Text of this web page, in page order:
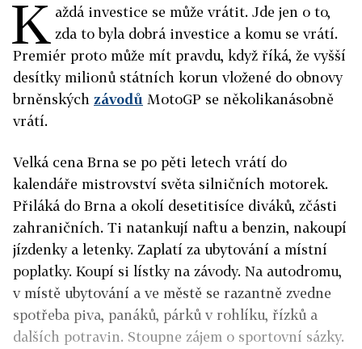
K aždá investice se může vrátit. Jde jen o to,
zda to byla dobrá investice a komu se vrátí.
Premiér proto může mít pravdu, když říká, že vyšší
desítky milionů státních korun vložené do obnovy
brněnských závodů MotoGP se několikanásobně
vrátí.
Velká cena Brna se po pěti letech vrátí do
kalendáře mistrovství světa silničních motorek.
Přiláká do Brna a okolí desetitisíce diváků, zčásti
zahraničních. Ti natankují naftu a benzin, nakoupí
jízdenky a letenky. Zaplatí za ubytování a místní
poplatky. Koupí si lístky na závody. Na autodromu,
v místě ubytování a ve městě se razantně zvedne
spotřeba piva, panáků, párků v rohlíku, řízků a
dalších potravin. Stoupne zájem o sportovní sázky.